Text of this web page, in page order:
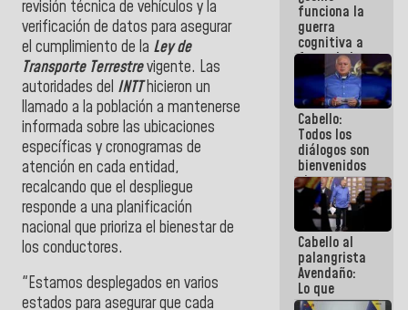
revisión técnica de vehículos y la
verificación de datos para asegurar
el cumplimiento de la Ley de
Transporte Terrestrevigente. Las
autoridades del INTThicieron un
llamado a la población a mantenerse
informada sobre las ubicaciones
específicas y cronogramas de
atención en cada entidad,
recalcando que el despliegue
responde a una planificación
nacional que prioriza el bienestar de
los conductores.
"Estamos desplegados en varios
estados para asegurar que cada
funciona la
guerra
cognitiva a
favor de la
narrativa
hegemónica?
(1)
Cabello:
Todos los
diálogos son
bienvenidos
siempre que
estén en el
marco de la
Constitución
de la
República
Cabello al
palangrista
Avendaño:
Lo que
vayas a